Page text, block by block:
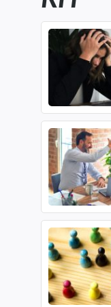
Central de Dividendos
Central de Fundos
Central dos IPOs
Renda Fixa
Finanças Pessoais
Mercados
Economia
Empresas
Colunas
Especiais